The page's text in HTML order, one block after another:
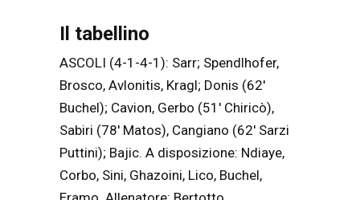
Il tabellino
ASCOLI (4-1-4-1): Sarr; Spendlhofer,
Brosco, Avlonitis, Kragl; Donis (62′
Buchel); Cavion, Gerbo (51′ Chiricò),
Sabiri (78′ Matos), Cangiano (62′ Sarzi
Puttini); Bajic. A disposizione: Ndiaye,
Corbo, Sini, Ghazoini, Lico, Buchel,